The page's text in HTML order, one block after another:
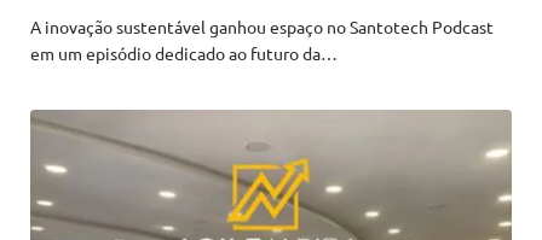
A inovação sustentável ganhou espaço no Santotech Podcast
em um episódio dedicado ao futuro da…